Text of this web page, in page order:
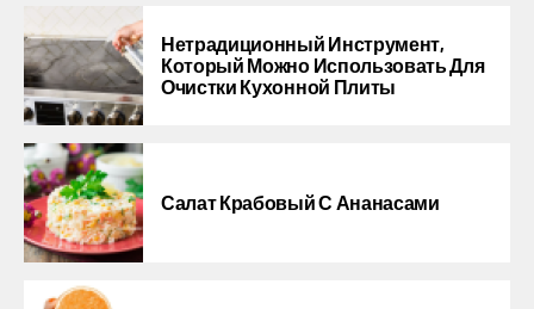
Нетрадиционный Инструмент,
Который Можно Использовать Для
Очистки Кухонной Плиты
Салат Крабовый С Ананасами